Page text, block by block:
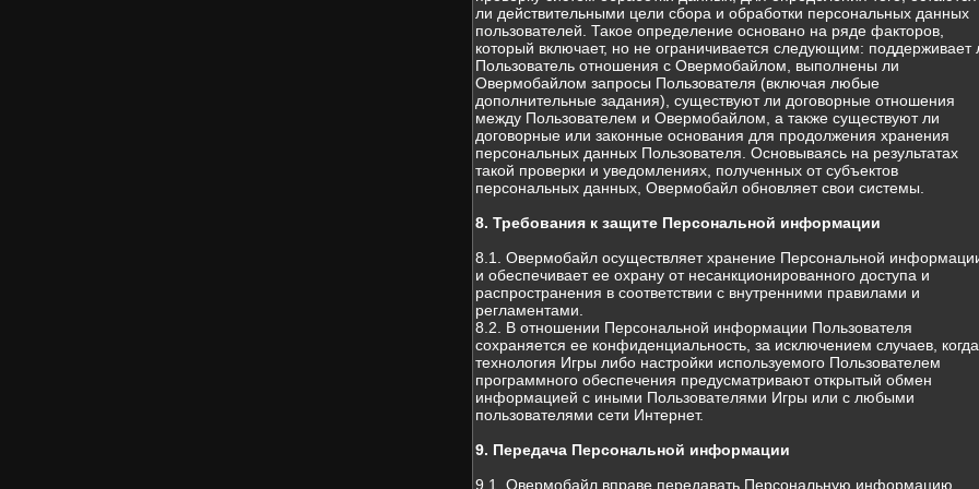
ли действительными цели сбора и обработки персональных данных
пользователей. Такое определение основано на ряде факторов,
который включает, но не ограничивается следующим: поддерживает
Пользователь отношения с Овермобайлом, выполнены ли
Овермобайлом запросы Пользователя (включая любые
дополнительные задания), существуют ли договорные отношения
между Пользователем и Овермобайлом, а также существуют ли
договорные или законные основания для продолжения хранения
персональных данных Пользователя. Основываясь на результатах
такой проверки и уведомлениях, полученных от субъектов
персональных данных, Овермобайл обновляет свои системы.
8. Требования к защите Персональной информации
8.1. Овермобайл осуществляет хранение Персональной
и обеспечивает ее охрану от несанкционированного доступа и
распространения в соответствии с внутренними правилами и
регламентами.
8.2. В отношении Персональной информации Пользователя
сохраняется ее конфиденциальность, за исключением случаев, когда
технология Игры либо настройки используемого Пользователем
программного обеспечения предусматривают открытый обмен
информацией с иными Пользователями Игры или с любыми
пользователями сети Интернет.
9. Передача Персональной информации
9.1. Овермобайл вправе передавать Персональную информацию